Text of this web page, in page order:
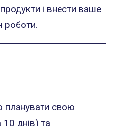
і внести ваше
роботи.
планувати свою
днів) та